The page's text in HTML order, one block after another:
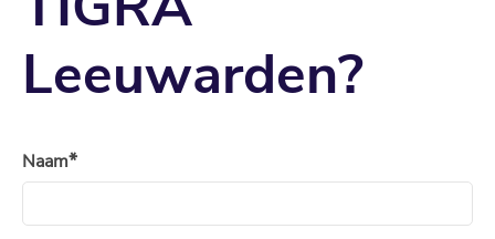
Leeuwarden?
Naam